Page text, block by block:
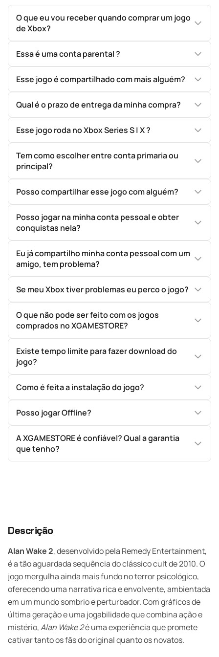
O que eu vou receber quando comprar um jogo
de Xbox?
Essa é uma conta parental ?
Esse jogo é compartilhado com mais alguém?
Qual é o prazo de entrega da minha compra?
Esse jogo roda no Xbox Series S | X ?
Tem como escolher entre conta primaria ou
principal?
Posso compartilhar esse jogo com alguém?
Posso jogar na minha conta pessoal e obter
conquistas nela?
Eu já compartilho minha conta pessoal com um
amigo, tem problema?
Se meu Xbox tiver problemas eu perco o jogo?
O que não pode ser feito com os jogos
comprados no XGAMESTORE?
Existe tempo limite para fazer download do
jogo?
Como é feita a instalação do jogo?
Posso jogar Offline?
A XGAMESTORE é confiável? Qual a garantia
que tenho?
Descrição
Alan Wake 2, desenvolvido pela Remedy Entertainment,
é a tão aguardada sequência do clássico cult de 2010. O
jogo mergulha ainda mais fundo no terror psicológico,
oferecendo uma narrativa rica e envolvente, ambientada
em um mundo sombrio e perturbador. Com gráficos de
última geração e uma jogabilidade que combina ação e
mistério,Alan Wake 2é uma experiência que promete
cativar tanto os fãs do original quanto os novatos.